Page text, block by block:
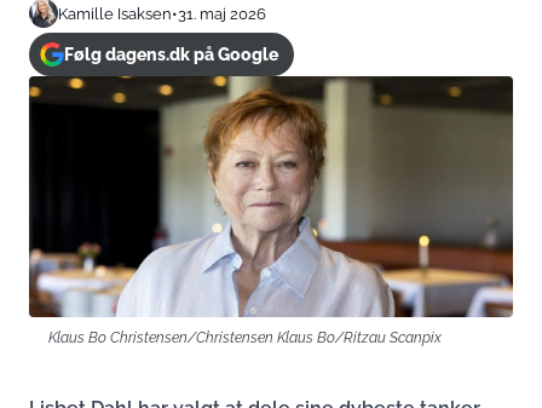
Kamille Isaksen•31. maj 2026
Følg dagens.dk på Google
Klaus Bo Christensen/Christensen Klaus Bo/Ritzau Scanpix